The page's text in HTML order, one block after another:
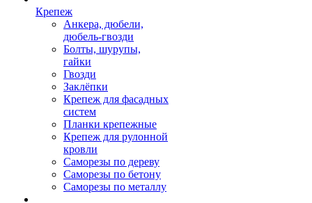
Крепеж
Анкера, дюбели,
дюбель-гвозди
Болты, шурупы,
гайки
Гвозди
Заклёпки
Крепеж для фасадных
систем
Планки крепежные
Крепеж для рулонной
кровли
Саморезы по дереву
Саморезы по бетону
Саморезы по металлу